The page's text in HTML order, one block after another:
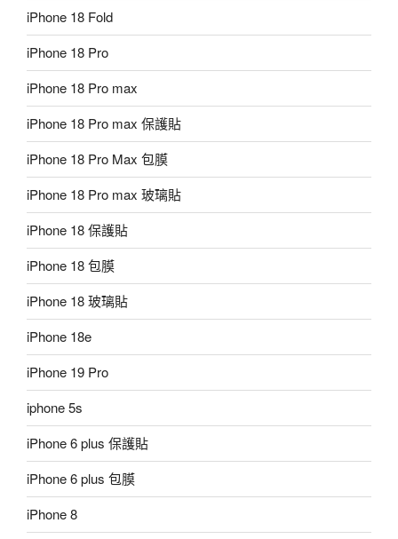
iPhone 18 Fold
iPhone 18 Pro
iPhone 18 Pro max
iPhone 18 Pro max 保護貼
iPhone 18 Pro Max 包膜
iPhone 18 Pro max 玻璃貼
iPhone 18 保護貼
iPhone 18 包膜
iPhone 18 玻璃貼
iPhone 18e
iPhone 19 Pro
iphone 5s
iPhone 6 plus 保護貼
iPhone 6 plus 包膜
iPhone 8